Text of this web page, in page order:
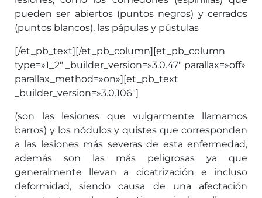
pueden ser abiertos (puntos negros) y cerrados
(puntos blancos), las pápulas y pústulas
[/et_pb_text][/et_pb_column][et_pb_column
type=»1_2″ _builder_version=»3.0.47″ parallax=»off»
parallax_method=»on»][et_pb_text
_builder_version=»3.0.106″]
(son las lesiones que vulgarmente llamamos
barros) y los nódulos y quistes que corresponden
a las lesiones más severas de esta enfermedad,
además son las más peligrosas ya que
generalmente llevan a cicatrización e incluso
deformidad, siendo causa de una afectación